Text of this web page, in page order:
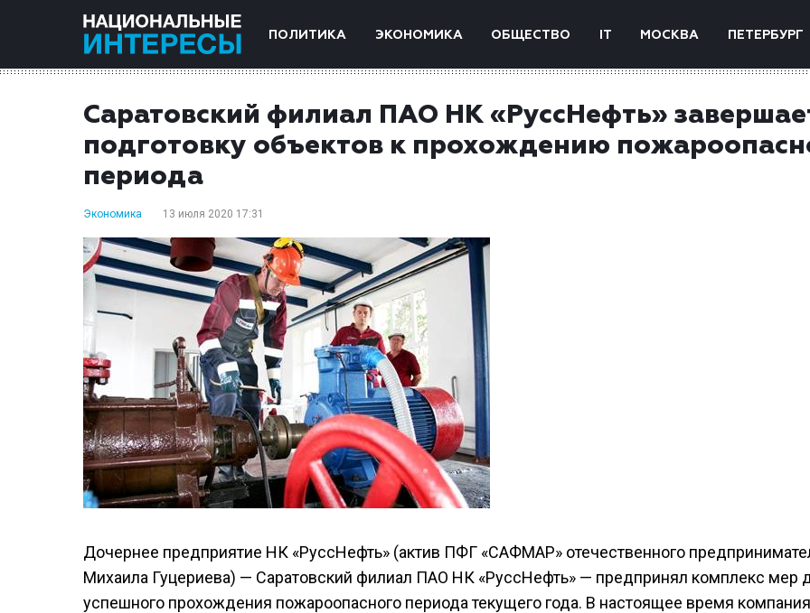
ПОЛИТИКА ЭКОНОМИКА ОБЩЕСТВО IT МОСКВА ПЕТЕРБУРГ
Саратовский филиал ПАО НК «РуссНефть»
подготовку объектов к прохождению
периода
Экономика 13 июля 2020 17:31
Дочернее предприятие НК «РуссНефть» (актив ПФГ «САФМАР» отечественного
Михаила Гуцериева) — Саратовский филиал ПАО НК «РуссНефть» — предпринял комплекс мер
успешного прохождения пожароопасного периода текущего года. В настоящее время компания